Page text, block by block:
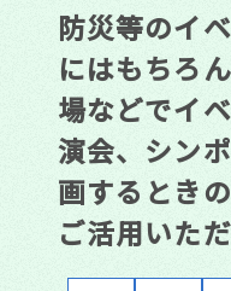
防災等のイ
にはもちろ
場などでイ
演会、シン
画するとき
ご活用いただ